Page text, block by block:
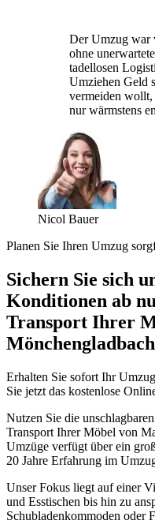
Der Umzug war
ohne
tadellosen
Umziehen Geld
vermeiden wollt,
nur wärmstens
Nicol Bauer
Planen Sie Ihren Umzug
Sichern Sie sich
Konditionen ab
Transport Ihrer
Mönchengladbach
Erhalten Sie sofort Ihr
Sie jetzt das kostenlose
Nutzen Sie die
Transport Ihrer Möbel von
Umzüge verfügt über ein
20 Jahre Erfahrung im
Unser Fokus liegt auf einer
und Esstischen bis hin zu
Schubladenkommoden oder